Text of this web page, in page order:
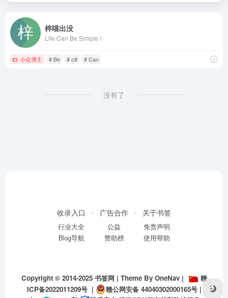
梓喵出没
Life Can Be Simple !
小众博主 # Be # c# # Can
没有了
收录入口
行业大全
Blog导航
广告合作
公益
赞助榜
关于书签
免责声明
使用帮助
Copyright © 2014-2025 书签网 | Theme By OneNav|
赣
ICP备2022011209号| 赣公网安备 44040302000165号|